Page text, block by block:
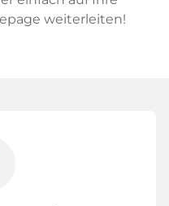
weiterleiten!